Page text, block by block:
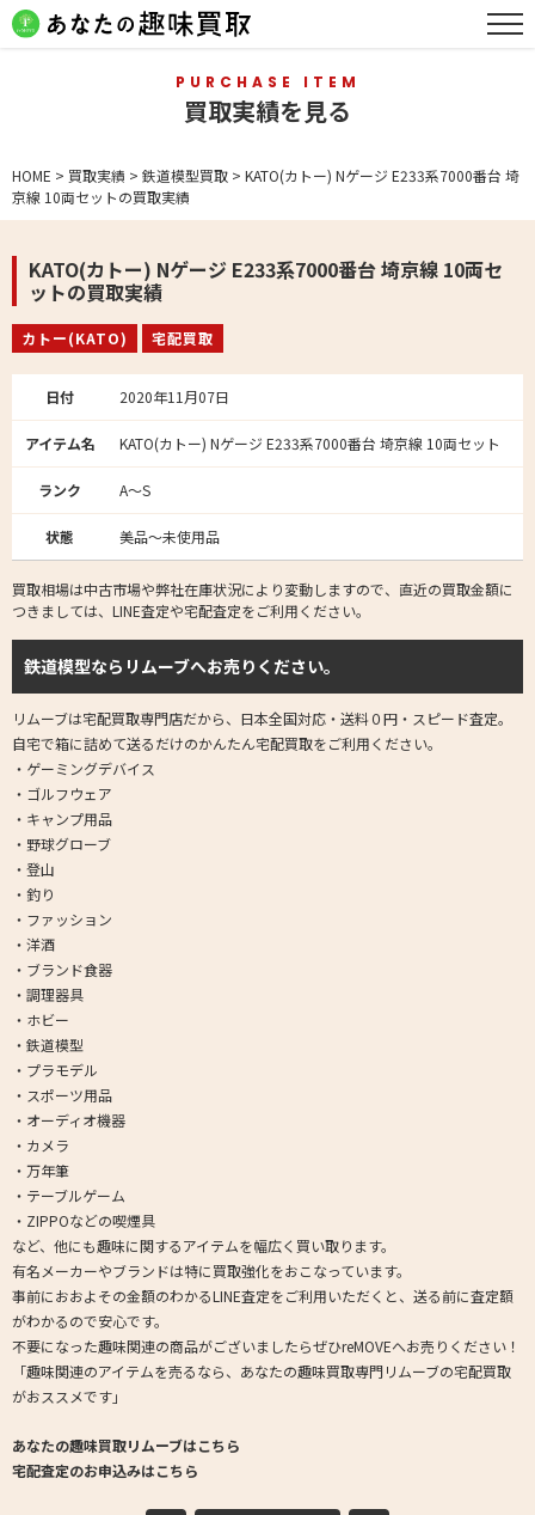
PURCHASE ITEM
買取実績を見る
HOME > 買取実績 > 鉄道模型買取 > KATO(カトー) Nゲージ E233系7000番台 埼
京線 10両セットの買取実績
KATO(カトー) Nゲージ E233系7000番台 埼京線 10両セ
ットの買取実績
カトー(KATO) 宅配買取
日付 2020年11月07日
アイテム名 KATO(カトー) Nゲージ E233系7000番台 埼京線 10両セット
ランク A～S
状態 美品～未使用品
買取相場は中古市場や弊社在庫状況により変動しますので、直近の買取金額に
つきましては、LINE査定や宅配査定をご利用ください。
鉄道模型ならリムーブへお売りください。
リムーブは宅配買取専門店だから、日本全国対応・送料０円・スピード査定。
自宅で箱に詰めて送るだけのかんたん宅配買取をご利用ください。
・ゲーミングデバイス
・ゴルフウェア
・キャンプ用品
・野球グローブ
・登山
・釣り
・ファッション
・洋酒
・ブランド食器
・調理器具
・ホビー
・鉄道模型
・プラモデル
・スポーツ用品
・オーディオ機器
・カメラ
・万年筆
・テーブルゲーム
・ZIPPOなどの喫煙具
など、他にも趣味に関するアイテムを幅広く買い取ります。
有名メーカーやブランドは特に買取強化をおこなっています。
事前におおよその金額のわかるLINE査定をご利用いただくと、送る前に査定額
がわかるので安心です。
不要になった趣味関連の商品がございましたらぜひreMOVEへお売りください！
「趣味関連のアイテムを売るなら、あなたの趣味買取専門リムーブの宅配買取
がおススメです」
あなたの趣味買取リムーブはこちら
宅配査定のお申込みはこちら